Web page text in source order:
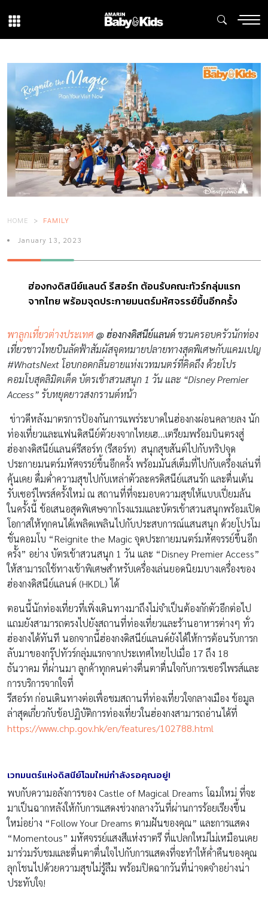
HOME FAMILY
January 13, 2023
ฮ่องกงดิสนีย์แลนด์ รีสอร์ท ต้อนรับคณะทัวร์กลุ่มแรก
จากไทย พร้อมจุดประกายมนตร์มหัศจรรย์ขึ้นอีกครั้ง
พาลูกเที่ยวต่างประเทศ@ ฮ่องกงดิสนีย์แลนด์ชวนครอบครัวนักท่อง
เที่ยวชาวไทยบินลัดฟ้าสัมผัสจุดหมายปลายทางสุดพิเศษกับแคมเปญ
#WhatsNext โอบกอดกลิ่นอายแห่งเวทมนตร์ที่คิดถึง ด้วยโปร
คอมโบสุดลิมิตเต็ด บัตรเข้าสวนสนุก 1 วัน และ “Disney Premier
Access” รับหยุดยาวสงกรานต์หน้า
ข่าวดีหลังมาตรการป้องกันการแพร่ระบาดในฮ่องกงผ่อนคลายลง นัก
ท่องเที่ยวและแฟนดิสนีย์ตัวยงจากไทยเฮ…เตรียมพร้อมบินตรงสู่
ฮ่องกงดิสนีย์แลนด์รีสอร์ท (รีสอร์ท) สนุกสุขสันต์ไปกับทริปจุด
ประกายมนตร์มหัศจรรย์ขึ้นอีกครั้ง พร้อมมันส์เต็มที่ไปกับเครื่องเล่นที่
คุ้นเคย ดื่มด่ำความสุขไปกับเหล่าตัวละครดิสนีย์แสนรัก และตื่นเต้น
รับเซอร์ไพรส์ครั้งใหม่ ณ สถานที่ที่จะมอบความสุขให้แบบเปี่ยมล้น
ในครั้งนี้ ข้อเสนอสุดพิเศษจากโรงแรมและบัตรเข้าสวนสนุกพร้อมเปิด
โอกาสให้ทุกคนได้เพลิดเพลินไปกับประสบการณ์แสนสนุก ด้วยโปรโม
ชั่นคอมโบ “Reignite the Magic จุดประกายมนตร์มหัศจรรย์ขึ้นอีก
ครั้ง” อย่าง บัตรเข้าสวนสนุก 1 วัน และ “Disney Premier Access”
ให้สามารถใช้ทางเข้าพิเศษสำหรับเครื่องเล่นยอดนิยมบางเครื่องของ
ฮ่องกงดิสนีย์แลนด์ (HKDL) ได้
ตอนนี้นักท่องเที่ยวที่เพิ่งเดินทางมาถึงไม่จำเป็นต้องกักตัวอีกต่อไป
แถมยังสามารถตรงไปยังสถานที่ท่องเที่ยวและร้านอาหารต่างๆ ทั่ว
ฮ่องกงได้ทันที นอกจากนี้ฮ่องกงดิสนีย์แลนด์ยังได้ให้การต้อนรับการก
ลับมาของกรุ๊ปทัวร์กลุ่มแรกจากประเทศไทยไปเมื่อ 17 ถึง 18
ธันวาคม ที่ผ่านมา ลูกค้าทุกคนต่างตื่นตาตื่นใจกับการเซอร์ไพรส์และ
การบริการจากใจที่
รีสอร์ท ก่อนเดินทางต่อเพื่อชมสถานที่ท่องเที่ยวใจกลางเมือง ข้อมูล
ล่าสุดเกี่ยวกับข้อปฏิบัติการท่องเที่ยวในฮ่องกงสามารถอ่านได้ที่
https://www.chp.gov.hk/en/features/102788.html
เวทมนตร์แห่งดิสนีย์โฉมใหม่กำลังรอคุณอยู่!
พบกับความอลังการของ Castle of Magical Dreams โฉมใหม่ ที่จะ
มาเป็นฉากหลังให้กับการแสดงช่วงกลางวันที่ผ่านการร้อยเรียงขึ้น
ใหม่อย่าง “Follow Your Dreams ตามฝันของคุณ” และการแสดง
“Momentous” มหัศจรรย์เเสงสีเเห่งราตรี ที่แปลกใหม่ไม่เหมือนเคย
มาร่วมรับชมและตื่นตาตื่นใจไปกับการแสดงที่จะทำให้ค่ำคืนของคุณ
ลุกโชนไปด้วยความสุขไม่รู้ลืม พร้อมปิดฉากวันที่น่าจดจำอย่างน่า
ประทับใจ!